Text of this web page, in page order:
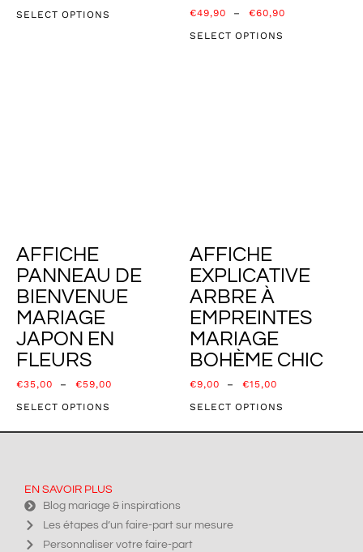
SELECT OPTIONS
€49,90 – €60,90
SELECT OPTIONS
AFFICHE
PANNEAU DE
BIENVENUE
MARIAGE
JAPON EN
FLEURS
€35,00 – €59,00
SELECT OPTIONS
AFFICHE
EXPLICATIVE
ARBRE À
EMPREINTES
MARIAGE
BOHÈME CHIC
€9,00 – €15,00
SELECT OPTIONS
EN SAVOIR PLUS
Blog mariage & inspirations
Les étapes d’un faire-part sur mesure
Personnaliser votre faire-part